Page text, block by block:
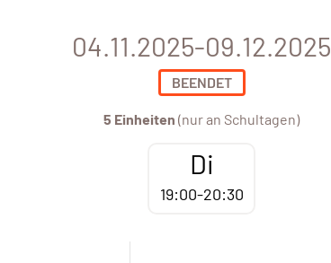
04.11.2025-09.12.2025
BEENDET
5 Einheiten (nur an Schultagen)
Di
19:00-20:30